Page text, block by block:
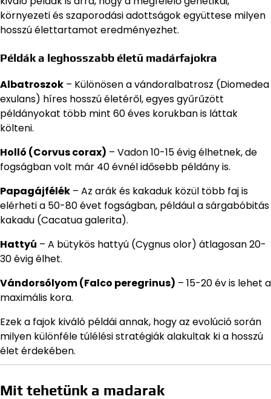
környezeti és szaporodási adottságok együttese milyen
hosszú élettartamot eredményezhet.
Példák a leghosszabb életű madárfajokra
Albatroszok – Különösen a vándoralbatrosz (Diomedea
exulans) híres hosszú életéről, egyes gyűrűzött
példányokat több mint 60 éves korukban is láttak
költeni.
Holló (Corvus corax) – Vadon 10-15 évig élhetnek, de
fogságban volt már 40 évnél idősebb példány is.
Papagájfélék – Az arák és kakaduk közül több faj is
elérheti a 50-80 évet fogságban, például a sárgabóbitás
kakadu (Cacatua galerita).
Hattyú – A bütykös hattyú (Cygnus olor) átlagosan 20-
30 évig élhet.
Vándorsólyom (Falco peregrinus) – 15-20 év is lehet a
maximális kora.
Ezek a fajok kiváló példái annak, hogy az evolúció során
milyen különféle túlélési stratégiák alakultak ki a hosszú
élet érdekében.
Mit tehetünk a madarak